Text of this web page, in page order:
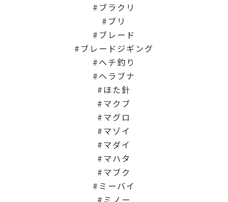
ブラクリ
ブリ
ブレード
ブレードジギング
ヘチ釣り
ヘラブナ
ほた針
マクブ
マグロ
マゾイ
マダイ
マハタ
マブク
ミーバイ
ミノー